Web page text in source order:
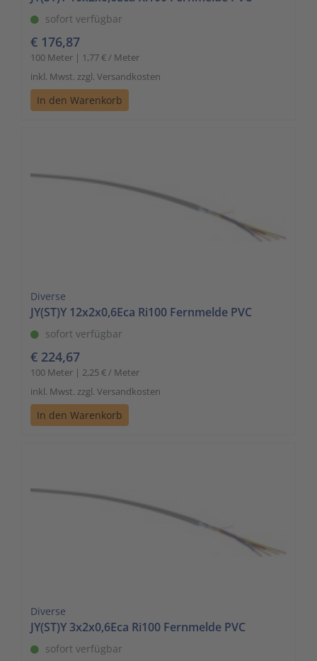
sofort verfügbar
€ 176,87
100 Meter | 1,77 € / Meter
inkl. Mwst. zzgl. Versandkosten
In den Warenkorb
Diverse
JY(ST)Y 12x2x0,6Eca Ri100 Fernmelde PVC
sofort verfügbar
€ 224,67
100 Meter | 2,25 € / Meter
inkl. Mwst. zzgl. Versandkosten
In den Warenkorb
Diverse
JY(ST)Y 3x2x0,6Eca Ri100 Fernmelde PVC
sofort verfügbar